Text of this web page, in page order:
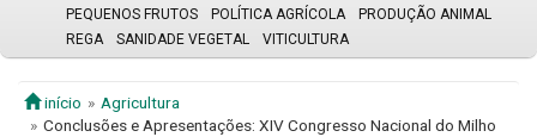
PEQUENOS FRUTOS
POLÍTICA AGRÍCOLA
PRODUÇÃO ANIMAL
REGA
SANIDADE VEGETAL VITICULTURA
início
Agricultura
Conclusões e Apresentações: XIV Congresso Nacional do Milho